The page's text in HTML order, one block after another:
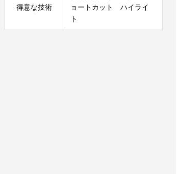
得意な技術
ョートカット ハイライ
ト